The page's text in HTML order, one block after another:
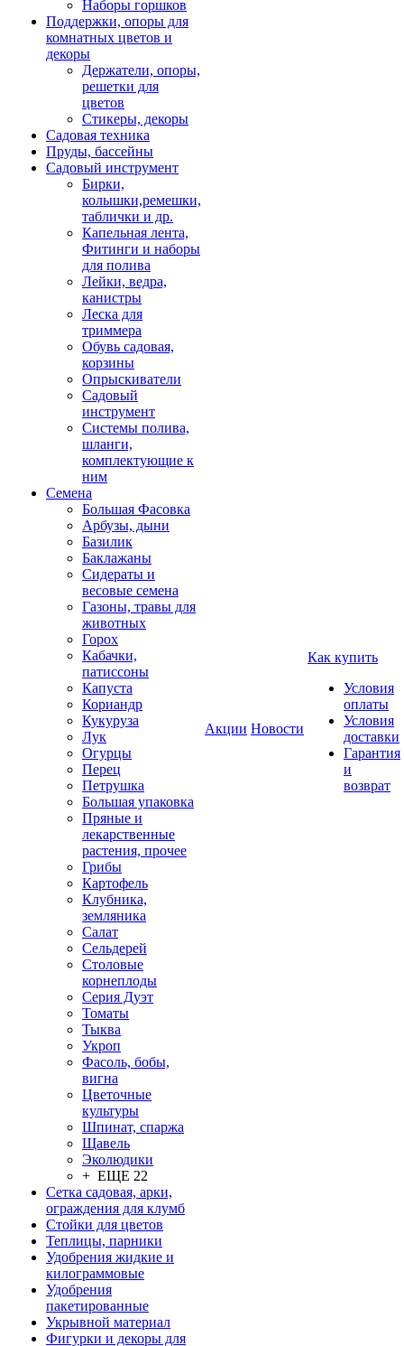
Наборы горшков
Поддержки, опоры для
комнатных цветов и
декоры
Держатели, опоры,
решетки для
цветов
Стикеры, декоры
Садовая техника
Пруды, бассейны
Садовый инструмент
Бирки,
колышки,ремешки,
таблички и др.
Капельная лента,
Фитинги и наборы
для полива
Лейки, ведра,
канистры
Леска для
триммера
Обувь садовая,
корзины
Опрыскиватели
Садовый
инструмент
Системы полива,
шланги,
комплектующие к
ним
Семена
Большая Фасовка
Арбузы, дыни
Базилик
Баклажаны
Сидераты и
весовые семена
Газоны, травы для
животных
Горох
Кабачки,
патиссоны
Капуста
Кориандр
Кукуруза
Лук
Огурцы
Перец
Петрушка
Большая упаковка
Пряные и
лекарственные
растения, прочее
Грибы
Картофель
Клубника,
земляника
Салат
Сельдерей
Столовые
корнеплоды
Серия Дуэт
Томаты
Тыква
Укроп
Фасоль, бобы,
вигна
Цветочные
культуры
Шпинат, спаржа
Щавель
Эколюдики
+ ЕЩЕ 22
Сетка садовая, арки,
ограждения для клумб
Стойки для цветов
Теплицы, парники
Удобрения жидкие и
килограммовые
Удобрения
пакетированные
Укрывной материал
Фигурки и декоры для
Акции Новости
Как купить
Условия
оплаты
Условия
доставки
Гарантия
и
возврат